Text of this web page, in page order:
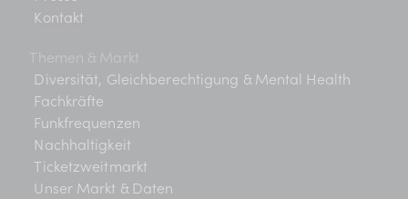
Kontakt
Themen & Markt
Diversität, Gleichberechtigung & Mental Health
Fachkräfte
Funkfrequenzen
Nachhaltigkeit
Ticketzweitmarkt
Unser Markt & Daten